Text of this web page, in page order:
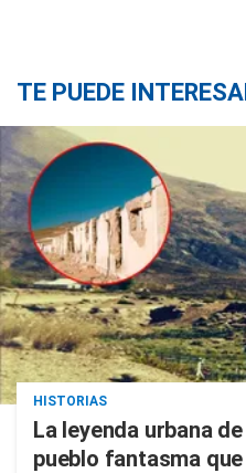
TE PUEDE
HISTORIAS
La leyenda urbana
pueblo fantasma